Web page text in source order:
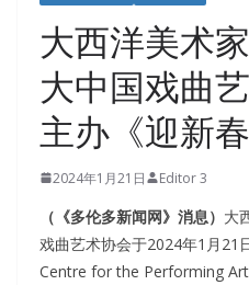
大西洋美术
大中国戏曲
主办《迎新
2024年1月21日 Editor 3
（《多伦多新闻网》消息） 大
戏曲艺术协会于2024年1月21
Centre for the Performing